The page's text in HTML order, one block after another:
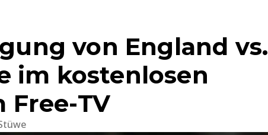
von England vs.
im kostenlosen
Free-TV